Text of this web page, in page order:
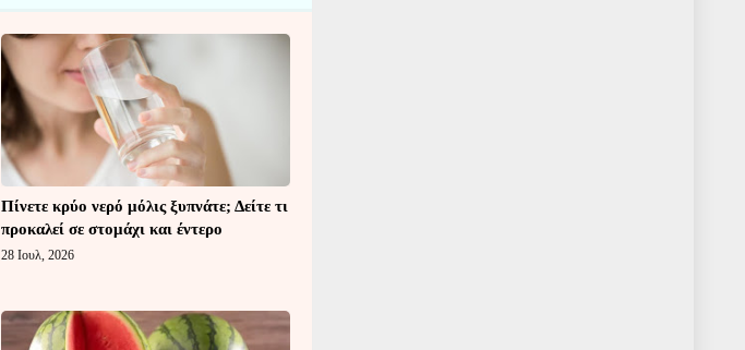
Πίνετε κρύο νερό μόλις ξυπνάτε; Δείτε τι
προκαλεί σε στομάχι και έντερο
28 Ιουλ, 2026